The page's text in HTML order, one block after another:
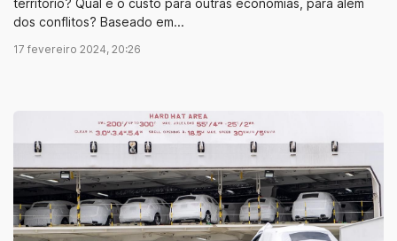
território? Qual é o custo para outras economias, para além
dos conflitos? Baseado em...
17 fevereiro 2024, 20:26